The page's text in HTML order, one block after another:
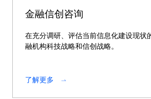
金融信创咨询
在充分调研、评估当前信息化建设现状
融机构科技战略和信创战略。
了解更多